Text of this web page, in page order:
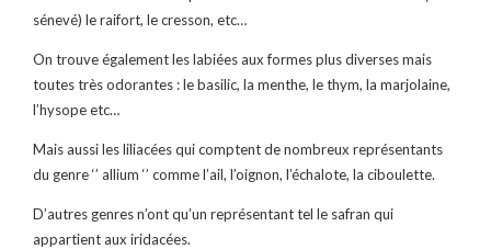
sénevé) le raifort, le cresson, etc…
On trouve également les labiées aux formes plus diverses mais
toutes très odorantes : le basilic, la menthe, le thym, la marjolaine,
l’hysope etc…
Mais aussi les liliacées qui comptent de nombreux représentants
du genre ‘’ allium ‘’ comme l’ail, l’oignon, l’échalote, la ciboulette.
D’autres genres n’ont qu’un représentant tel le safran qui
appartient aux iridacées.